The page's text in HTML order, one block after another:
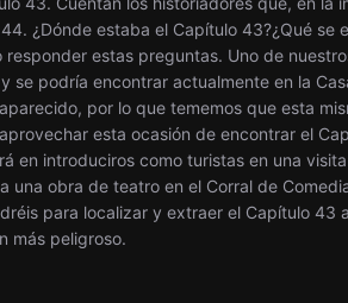
¿Dónde estaba el Capítulo 43?¿Qué se
estas preguntas. Uno de
podría encontrar actualmente en la
por lo que tememos que esta
esta ocasión de encontrar el
en introduciros como turistas en una
una obra de teatro en el Corral de
para localizar y extraer el Capítulo 43
más peligroso.